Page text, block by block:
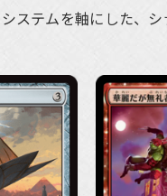
テムを軸にした、シ